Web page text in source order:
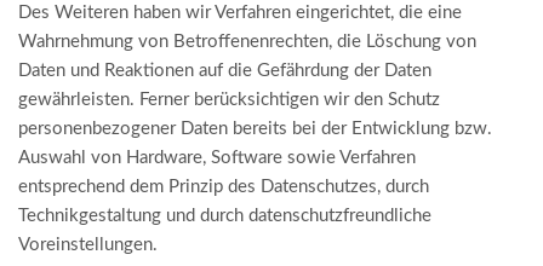
Des Weiteren haben wir Verfahren eingerichtet, die eine
Wahrnehmung von Betroffenenrechten, die Löschung von
Daten und Reaktionen auf die Gefährdung der Daten
gewährleisten. Ferner berücksichtigen wir den Schutz
personenbezogener Daten bereits bei der Entwicklung bzw.
Auswahl von Hardware, Software sowie Verfahren
entsprechend dem Prinzip des Datenschutzes, durch
Technikgestaltung und durch datenschutzfreundliche
Voreinstellungen.